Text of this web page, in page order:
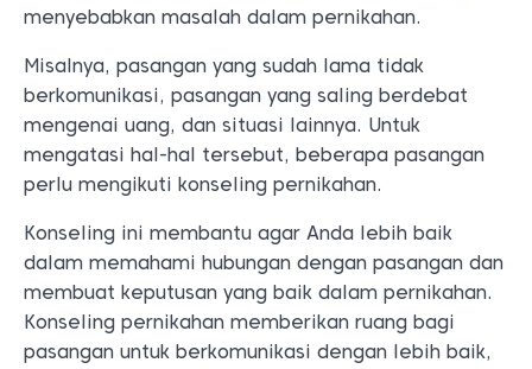
menyebabkan masalah dalam pernikahan.
Misalnya, pasangan yang sudah lama tidak
berkomunikasi, pasangan yang saling berdebat
mengenai uang, dan situasi lainnya. Untuk
mengatasi hal-hal tersebut, beberapa pasangan
perlu mengikuti konseling pernikahan.
Konseling ini membantu agar Anda lebih baik
dalam memahami hubungan dengan pasangan dan
membuat keputusan yang baik dalam pernikahan.
Konseling pernikahan memberikan ruang bagi
pasangan untuk berkomunikasi dengan lebih baik,